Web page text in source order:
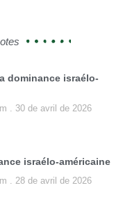
dominance israélo-
30 de avril de 2026
israélo-américaine
28 de avril de 2026